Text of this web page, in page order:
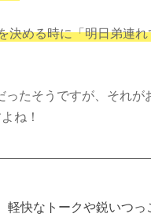
決める時に「明日弟連
たそうですが、それが
ね！
軽快なトークや鋭いつっ